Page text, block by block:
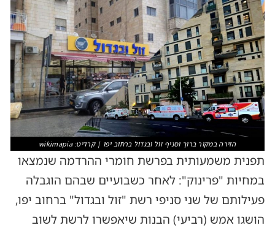
הזירה במקור ברוך וסניף זול ובגדול ברחוב יפו | קרדיט: wikimapia
תפנית משמעותית בפרשת חומרי ההרדמה שנמצאו
במחיות "פרינוק": לאחר כשבועיים שבהם הוגבלה
פעילותם של שני סניפי רשת "זול ובגדול" ברחוב יפו,
הושגו אמש (רביעי) הבנות שיאפשרו לרשת לשוב